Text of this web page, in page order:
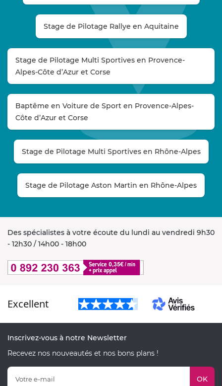
Stage de Pilotage Rallye en Aquitaine
Stage de Pilotage Multi Sportives en Provence-
Alpes-Côte d’Azur et Corse
Baptême en Voiture de Sport en Provence-Alpes-
Côte d’Azur et Corse
Stage de Pilotage Multi Sportives en Rhône-Alpes
Stage de Pilotage Aston Martin en Rhône-Alpes
Des spécialistes à votre écoute du lundi au vendredi 9h30
- 12h30 / 14h00 - 18h00
Excellent
Inscrivez-vous à notre Newsletter
Recevez nos nouveautés et nos bons plans !
OK